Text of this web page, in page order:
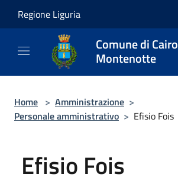
Regione Liguria
Comune di Cairo
Montenotte
Home > Amministrazione >
Personale amministrativo > Efisio Fois
Efisio Fois